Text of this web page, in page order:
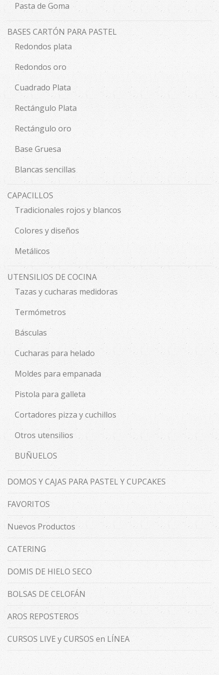
Pasta de Goma
BASES CARTÓN PARA PASTEL
Redondos plata
Redondos oro
Cuadrado Plata
Rectángulo Plata
Rectángulo oro
Base Gruesa
Blancas sencillas
CAPACILLOS
Tradicionales rojos y blancos
Colores y diseños
Metálicos
UTENSILIOS DE COCINA
Tazas y cucharas medidoras
Termómetros
Básculas
Cucharas para helado
Moldes para empanada
Pistola para galleta
Cortadores pizza y cuchillos
Otros utensilios
BUÑUELOS
DOMOS Y CAJAS PARA PASTEL Y CUPCAKES
FAVORITOS
Nuevos Productos
CATERING
DOMIS DE HIELO SECO
BOLSAS DE CELOFÁN
AROS REPOSTEROS
CURSOS LIVE y CURSOS en LÍNEA